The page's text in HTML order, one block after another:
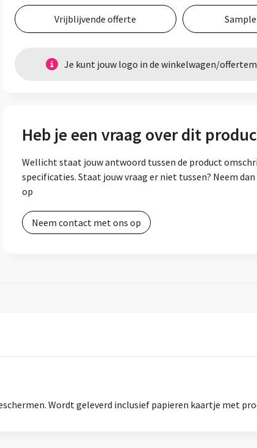
Vrijblijvende offerte
Je kunt jouw logo in de winkelwagen/
Heb je een vraag over dit
Wellicht staat jouw antwoord tussen de product
specificaties. Staat jouw vraag er niet tussen? Neem
op
Neem contact met ons op
Wordt geleverd inclusief papieren kaartje met